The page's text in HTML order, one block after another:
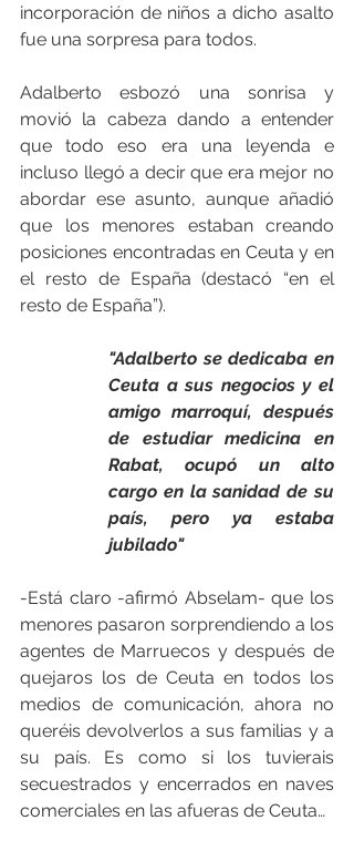
incorporación de niños a dicho asalto
fue una sorpresa para todos.
Adalberto esbozó una sonrisa y
movió la cabeza dando a entender
que todo eso era una leyenda e
incluso llegó a decir que era mejor no
abordar ese asunto, aunque añadió
que los menores estaban creando
posiciones encontradas en Ceuta y en
el resto de España (destacó “en el
resto de España”).
"Adalberto se dedicaba en
Ceuta a sus negocios y el
amigo marroquí, después
de estudiar medicina en
Rabat, ocupó un alto
cargo en la sanidad de su
país, pero ya estaba
jubilado"
-Está claro -afirmó Abselam- que los
menores pasaron sorprendiendo a los
agentes de Marruecos y después de
quejaros los de Ceuta en todos los
medios de comunicación, ahora no
queréis devolverlos a sus familias y a
su país. Es como si los tuvierais
secuestrados y encerrados en naves
comerciales en las afueras de Ceuta…